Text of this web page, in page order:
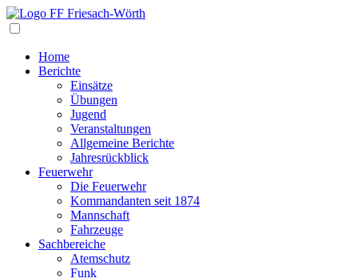
Home
Berichte
Einsätze
Übungen
Jugend
Veranstaltungen
Allgemeine Berichte
Jahresrückblick
Feuerwehr
Die Feuerwehr
Kommandanten seit 1874
Mannschaft
Fahrzeuge
Sachbereiche
Atemschutz
Funk